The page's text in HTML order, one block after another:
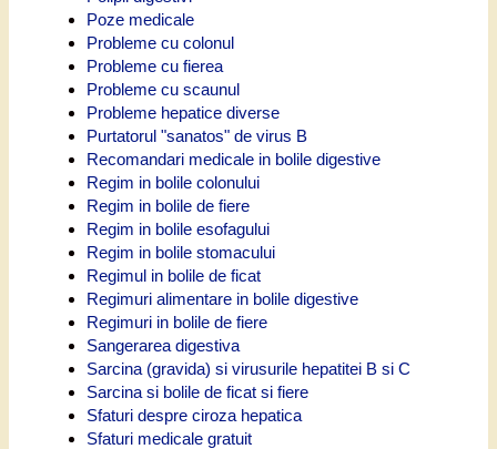
Poze medicale
Probleme cu colonul
Probleme cu fierea
Probleme cu scaunul
Probleme hepatice diverse
Purtatorul "sanatos" de virus B
Recomandari medicale in bolile digestive
Regim in bolile colonului
Regim in bolile de fiere
Regim in bolile esofagului
Regim in bolile stomacului
Regimul in bolile de ficat
Regimuri alimentare in bolile digestive
Regimuri in bolile de fiere
Sangerarea digestiva
Sarcina (gravida) si virusurile hepatitei B si C
Sarcina si bolile de ficat si fiere
Sfaturi despre ciroza hepatica
Sfaturi medicale gratuit